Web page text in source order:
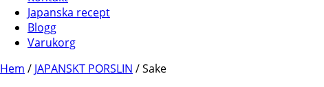
Japanska recept
Blogg
Varukorg
Hem / JAPANSKT PORSLIN / Sake